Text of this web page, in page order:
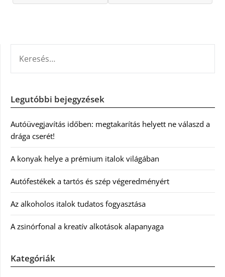
Legutóbbi bejegyzések
Autóüvegjavítás időben: megtakarítás helyett ne válaszd a
drága cserét!
A konyak helye a prémium italok világában
Autófestékek a tartós és szép végeredményért
Az alkoholos italok tudatos fogyasztása
A zsinórfonal a kreatív alkotások alapanyaga
Kategóriák